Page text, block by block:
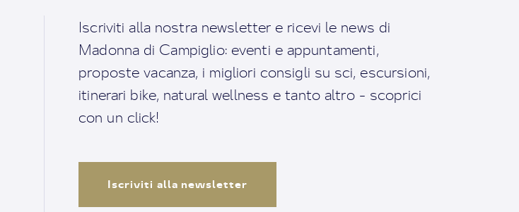
Iscriviti alla nostra newsletter e ricevi le news di
Madonna di Campiglio: eventi e appuntamenti,
proposte vacanza, i migliori consigli su sci, escursioni,
itinerari bike, natural wellness e tanto altro - scoprici
con un click!
Iscriviti alla newsletter